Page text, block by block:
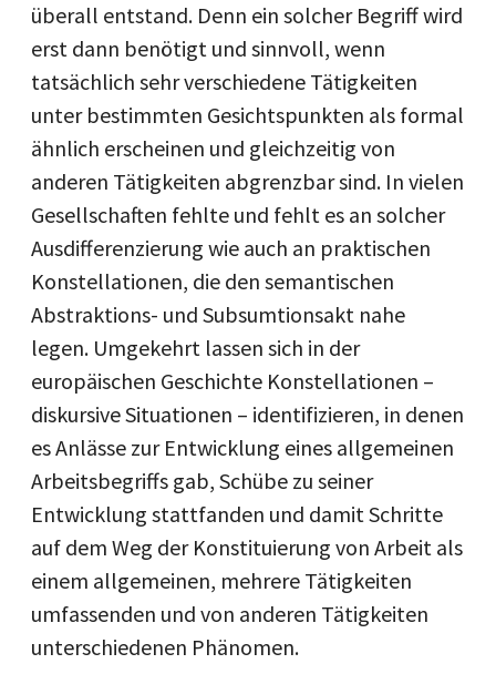
überall entstand. Denn ein solcher Begriff wird
erst dann benötigt und sinnvoll, wenn
tatsächlich sehr verschiedene Tätigkeiten
unter bestimmten Gesichtspunkten als formal
ähnlich erscheinen und gleichzeitig von
anderen Tätigkeiten abgrenzbar sind. In vielen
Gesellschaften fehlte und fehlt es an solcher
Aus­differenzierung wie auch an praktischen
Konstellationen, die den semantischen
Abstraktions- und Subsumtionsakt nahe
legen. Umgekehrt lassen sich in der
europäischen Geschichte Konstellationen –
diskursive Situationen – identifizieren, in denen
es Anlässe zur Ent­wicklung eines allgemeinen
Arbeitsbegriffs gab, Schübe zu seiner
Entwicklung stattfanden und damit Schritte
auf dem Weg der Konstituierung von Arbeit als
einem allgemeinen, mehrere Tätigkeiten
umfassenden und von anderen Tätigkeiten
unterschiedenen Phänomen.